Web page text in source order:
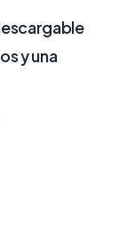
y una